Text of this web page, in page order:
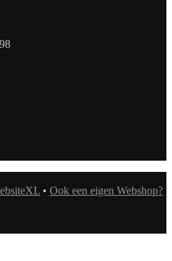
• Ook een eigen Webshop?